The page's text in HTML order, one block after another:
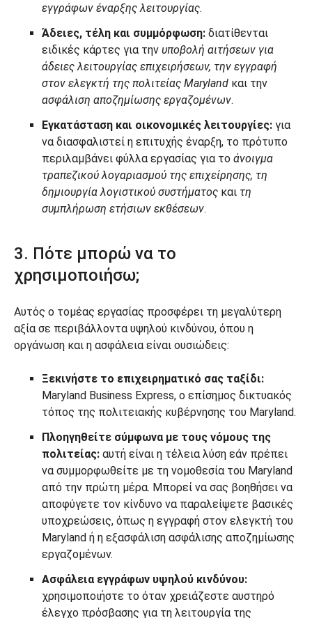
εγγράφων έναρξης λειτουργίας.
Άδειες, τέλη και συμμόρφωση: διατίθενται
ειδικές κάρτες για την υποβολή αιτήσεων για
άδειες λειτουργίας επιχειρήσεων, την εγγραφή
στον ελεγκτή της πολιτείας Maryland και την
ασφάλιση αποζημίωσης εργαζομένων.
Εγκατάσταση και οικονομικές λειτουργίες: για
να διασφαλιστεί η επιτυχής έναρξη, το πρότυπο
περιλαμβάνει φύλλα εργασίας για το άνοιγμα
τραπεζικού λογαριασμού της επιχείρησης, τη
δημιουργία λογιστικού συστήματος και τη
συμπλήρωση ετήσιων εκθέσεων.
3. Πότε μπορώ να το
χρησιμοποιήσω;
Αυτός ο τομέας εργασίας προσφέρει τη μεγαλύτερη
αξία σε περιβάλλοντα υψηλού κινδύνου, όπου η
οργάνωση και η ασφάλεια είναι ουσιώδεις:
Ξεκινήστε το επιχειρηματικό σας ταξίδι:
Maryland Business Express, ο επίσημος δικτυακός
τόπος της πολιτειακής κυβέρνησης του Maryland.
Πλοηγηθείτε σύμφωνα με τους νόμους της
πολιτείας: αυτή είναι η τέλεια λύση εάν πρέπει
να συμμορφωθείτε με τη νομοθεσία του Maryland
από την πρώτη μέρα. Μπορεί να σας βοηθήσει να
αποφύγετε τον κίνδυνο να παραλείψετε βασικές
υποχρεώσεις, όπως η εγγραφή στον ελεγκτή του
Maryland ή η εξασφάλιση ασφάλισης αποζημίωσης
εργαζομένων.
Ασφάλεια εγγράφων υψηλού κινδύνου:
χρησιμοποιήστε το όταν χρειάζεστε αυστηρό
έλεγχο πρόσβασης για τη λειτουργία της